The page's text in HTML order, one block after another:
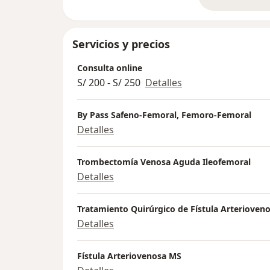
Servicios y precios
Consulta online
S/ 200 - S/ 250 Detalles
By Pass Safeno-Femoral, Femoro-Femoral
Detalles
Trombectomía Venosa Aguda Ileofemoral
Detalles
Tratamiento Quirúrgico de Fístula
Detalles
Fístula Arteriovenosa MS